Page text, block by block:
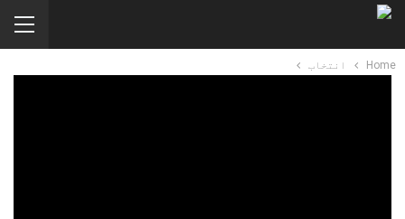
Home انتخاب